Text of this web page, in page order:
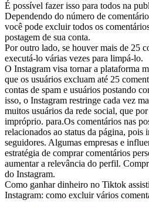
É possível fazer isso para todos na
Dependendo do número de
você pode excluir todos os
postagem de sua conta.
Por outro lado, se houver mais de 25
executá-lo várias vezes para limpá-lo.
O Instagram visa tornar a plataforma
que os usuários excluam até 25
contas de spam e usuários postando
isso, o Instagram restringe cada vez
muitos usuários da rede social, que
impróprio. para.Os comentários nas
relacionados ao status da página, pois
seguidores. Algumas empresas e
estratégia de comprar comentários
aumentar a relevância do perfil.
do Instagram.
Como ganhar dinheiro no Tiktok
Instagram: como excluir vários